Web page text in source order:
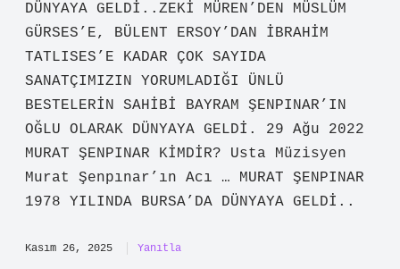
DÜNYAYA GELDİ..ZEKİ MÜREN’DEN MÜSLÜM
GÜRSES’E, BÜLENT ERSOY’DAN İBRAHİM
TATLISES’E KADAR ÇOK SAYIDA
SANATÇIMIZIN YORUMLADIĞI ÜNLÜ
BESTELERİN SAHİBİ BAYRAM ŞENPINAR’IN
OĞLU OLARAK DÜNYAYA GELDİ. 29 Ağu 2022
MURAT ŞENPINAR KİMDİR? Usta Müzisyen
Murat Şenpınar’ın Acı … MURAT ŞENPINAR
1978 YILINDA BURSA’DA DÜNYAYA GELDİ..
Kasım 26, 2025 Yanıtla